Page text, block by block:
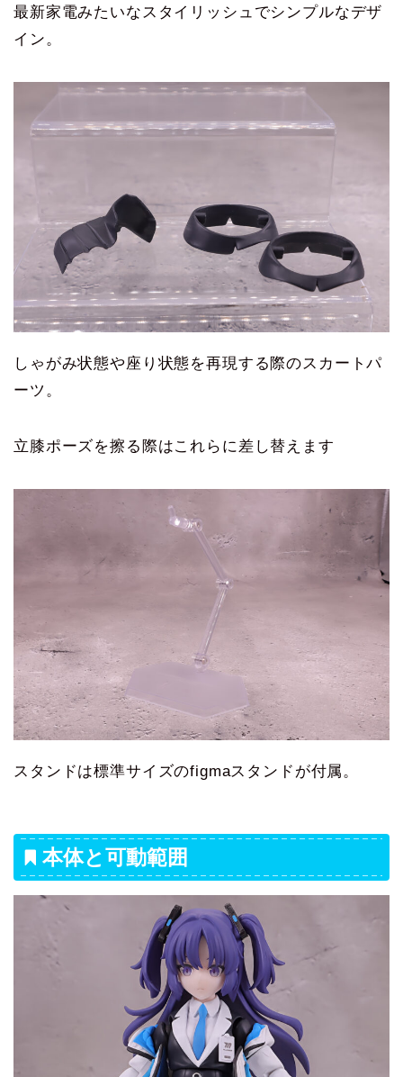
最新家電みたいなスタイリッシュでシンプルなデザ
イン。
しゃがみ状態や座り状態を再現する際のスカートパ
ーツ。
立膝ポーズを擦る際はこれらに差し替えます
スタンドは標準サイズのfigmaスタンドが付属。
本体と可動範囲